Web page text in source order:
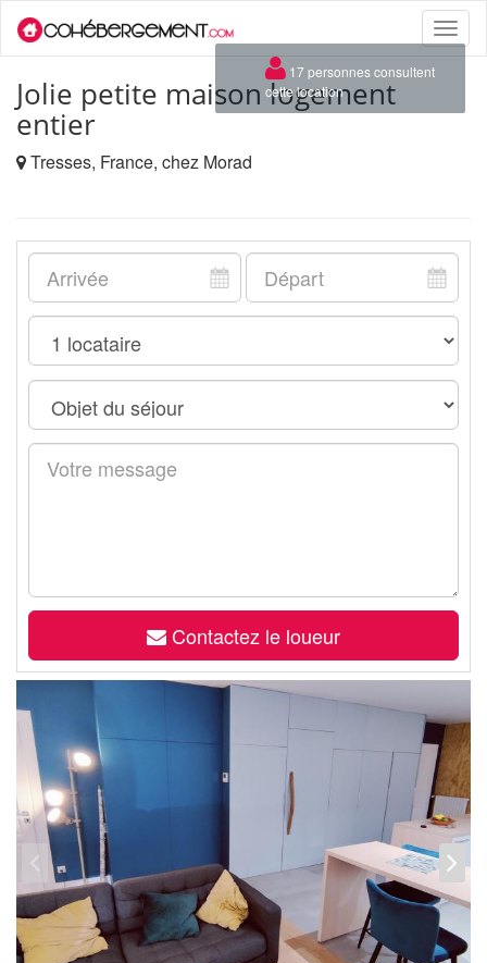
Toggle
Jolie petite maison logement
entier
Tresses, France, chez Morad
Contactez le loueur
×
17 personnes consultent
cette location